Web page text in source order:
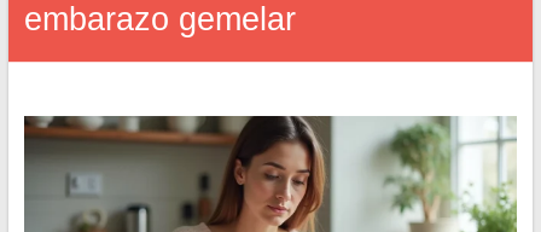
embarazo gemelar